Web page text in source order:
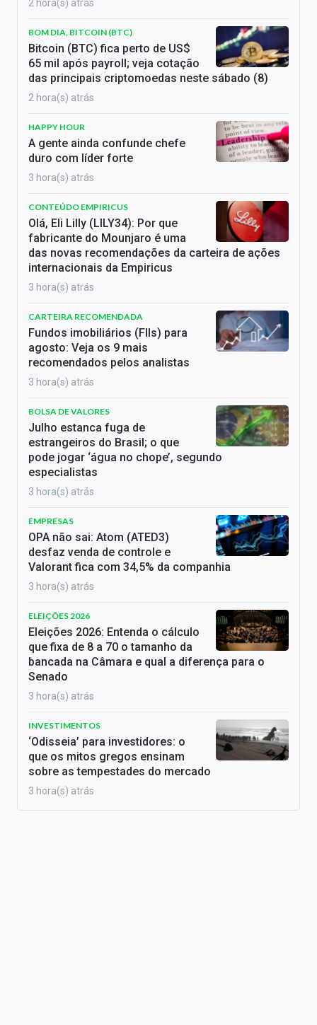
2 hora(s) atrás
BOM DIA, BITCOIN (BTC)
Bitcoin (BTC) fica perto de US$
65 mil após payroll; veja cotação
das principais criptomoedas neste sábado (8)
2 hora(s) atrás
HAPPY HOUR
A gente ainda confunde chefe
duro com líder forte
3 hora(s) atrás
CONTEÚDO EMPIRICUS
Olá, Eli Lilly (LILY34): Por que
fabricante do Mounjaro é uma
das novas recomendações da carteira de ações
internacionais da Empiricus
3 hora(s) atrás
CARTEIRA RECOMENDADA
Fundos imobiliários (FIIs) para
agosto: Veja os 9 mais
recomendados pelos analistas
3 hora(s) atrás
BOLSA DE VALORES
Julho estanca fuga de
estrangeiros do Brasil; o que
pode jogar ‘água no chope’, segundo
especialistas
3 hora(s) atrás
EMPRESAS
OPA não sai: Atom (ATED3)
desfaz venda de controle e
Valorant fica com 34,5% da companhia
3 hora(s) atrás
ELEIÇÕES 2026
Eleições 2026: Entenda o cálculo
que fixa de 8 a 70 o tamanho da
bancada na Câmara e qual a diferença para o
Senado
3 hora(s) atrás
INVESTIMENTOS
‘Odisseia’ para investidores: o
que os mitos gregos ensinam
sobre as tempestades do mercado
3 hora(s) atrás